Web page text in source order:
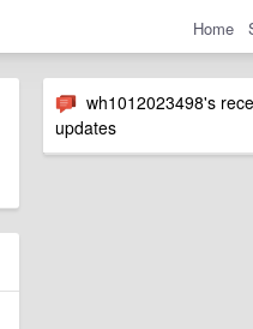
Home
wh1012023498's
updates